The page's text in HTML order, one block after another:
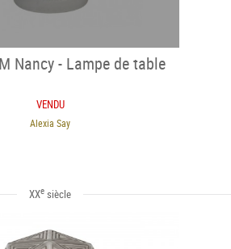
Nancy - Lampe de table
VENDU
Alexia Say
XXe siècle